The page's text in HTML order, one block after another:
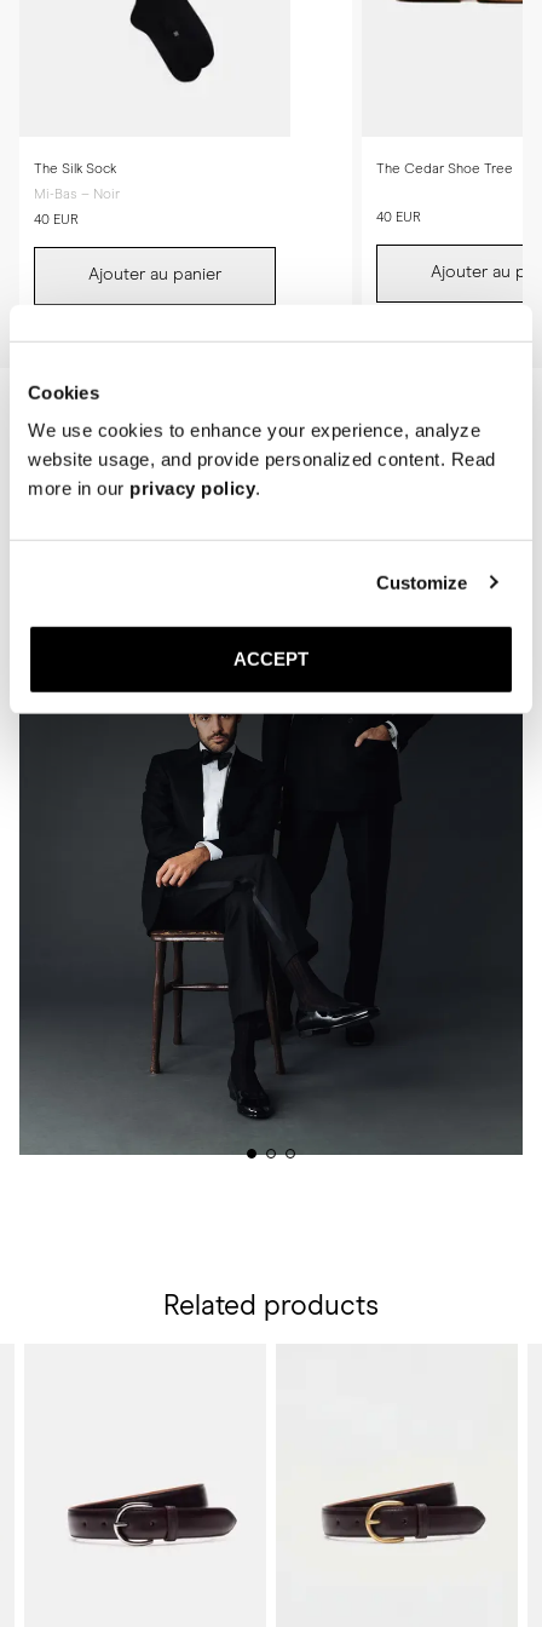
Cookies
We use cookies to enhance your experience, analyze
website usage, and provide personalized content. Read
more in our privacy policy.
Customize
ACCEPT
The Silk Sock
Mi-Bas – Noir
40 EUR
Ajouter au panier
The Cedar Shoe Tree
40 EUR
Ajouter au
Related products